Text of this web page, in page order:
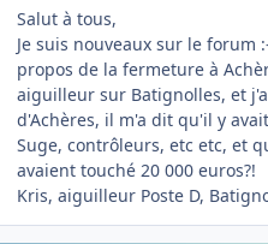
Salut à tous,
Je suis nouveaux sur le forum
propos de la fermeture à
aiguilleur sur Batignolles, et
d'Achères, il m'a dit qu'il y
Suge, contrôleurs, etc etc, et
avaient touché 20 000 euros?!
Kris, aiguilleur Poste D,